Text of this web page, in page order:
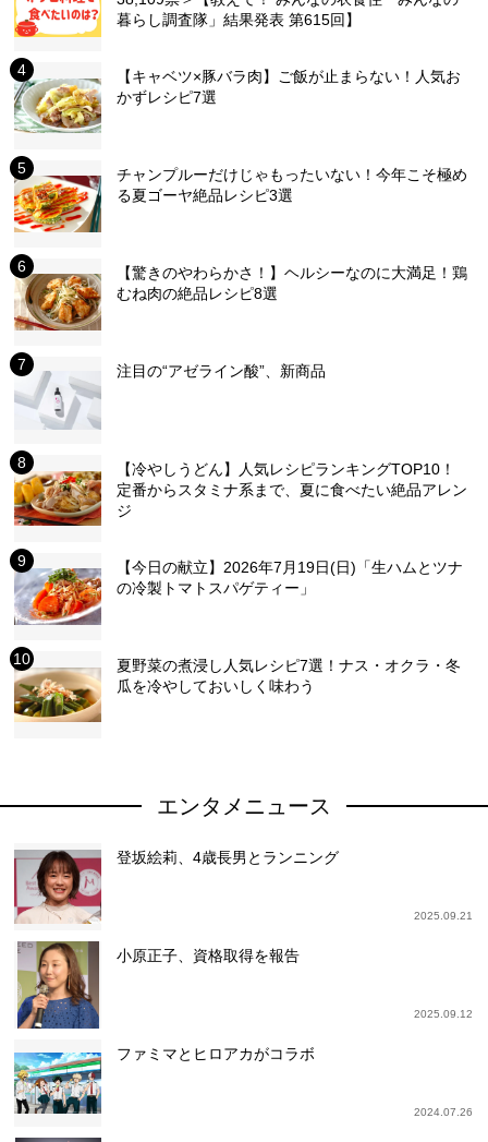
暮らし調査隊」結果発表 第615回】
【キャベツ×豚バラ肉】ご飯が止まらない！人気お
かずレシピ7選
チャンプルーだけじゃもったいない！今年こそ極め
る夏ゴーヤ絶品レシピ3選
【驚きのやわらかさ！】ヘルシーなのに大満足！鶏
むね肉の絶品レシピ8選
注目の“アゼライン酸”、新商品
【冷やしうどん】人気レシピランキングTOP10！
定番からスタミナ系まで、夏に食べたい絶品アレン
ジ
【今日の献立】2026年7月19日(日)「生ハムとツナ
の冷製トマトスパゲティー」
夏野菜の煮浸し人気レシピ7選！ナス・オクラ・冬
瓜を冷やしておいしく味わう
エンタメニュース
登坂絵莉、4歳長男とランニング
2025.09.21
小原正子、資格取得を報告
2025.09.12
ファミマとヒロアカがコラボ
2024.07.26